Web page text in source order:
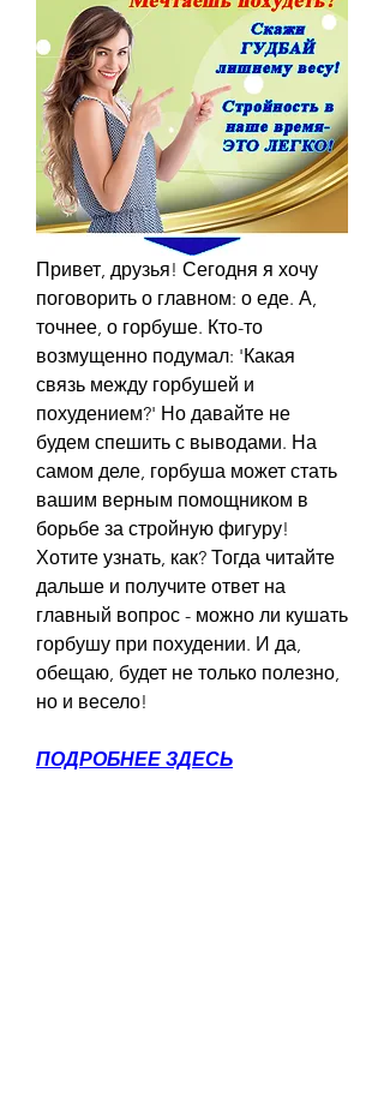
Привет, друзья! Сегодня я хочу
поговорить о главном: о еде. А,
точнее, о горбуше. Кто-то
возмущенно подумал: 'Какая
связь между горбушей и
похудением?' Но давайте не
будем спешить с выводами. На
самом деле, горбуша может стать
вашим верным помощником в
борьбе за стройную фигуру!
Хотите узнать, как? Тогда читайте
дальше и получите ответ на
главный вопрос - можно ли кушать
горбушу при похудении. И да,
обещаю, будет не только полезно,
но и весело!
ПОДРОБНЕЕ ЗДЕСЬ